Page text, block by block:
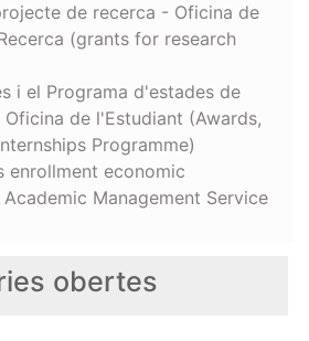
obertes
de recerca - Oficina de
(grants for research
i el Programa d'estades de
de l'Estudiant (Awards,
Programme)
enrollment economic
Management Service